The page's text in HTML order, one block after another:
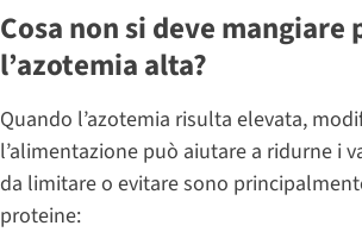
Cosa non si deve mangiare
l’azotemia alta?
Quando l’azotemia risulta elevata,
l’alimentazione può aiutare a ridurne i
da limitare o evitare sono
proteine: